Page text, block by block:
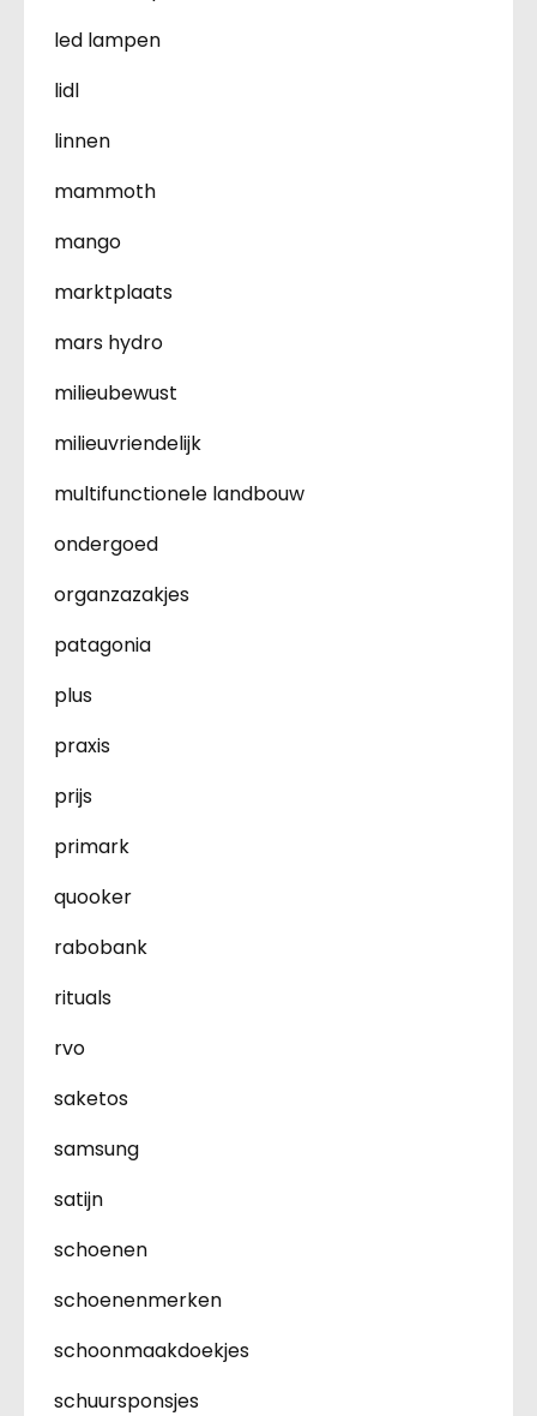
led lampen
lidl
linnen
mammoth
mango
marktplaats
mars hydro
milieubewust
milieuvriendelijk
multifunctionele landbouw
ondergoed
organzazakjes
patagonia
plus
praxis
prijs
primark
quooker
rabobank
rituals
rvo
saketos
samsung
satijn
schoenen
schoenenmerken
schoonmaakdoekjes
schuursponsjes